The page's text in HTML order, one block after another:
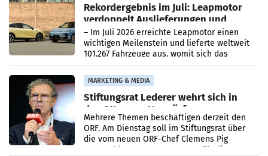
Rekordergebnis im Juli: Leapmotor
verdoppelt Auslieferungen und
überschreitet die 100.000er-Marke
– Im Juli 2026 erreichte Leapmotor einen
wichtigen Meilenstein und lieferte weltweit
101.267 Fahrzeuge aus, womit sich das
Ergebnis gegenüber Juli 2025 mehr als
verdoppelte (+102
MARKETING & MEDIA
Stiftungsrat Lederer wehrt sich in
den SN gegen Vorwürfe
Mehrere Themen beschäftigen derzeit den
ORF. Am Dienstag soll im Stiftungsrat über
die vom neuen ORF-Chef Clemens Pig
vorgeschlagenen Besetzungen für die